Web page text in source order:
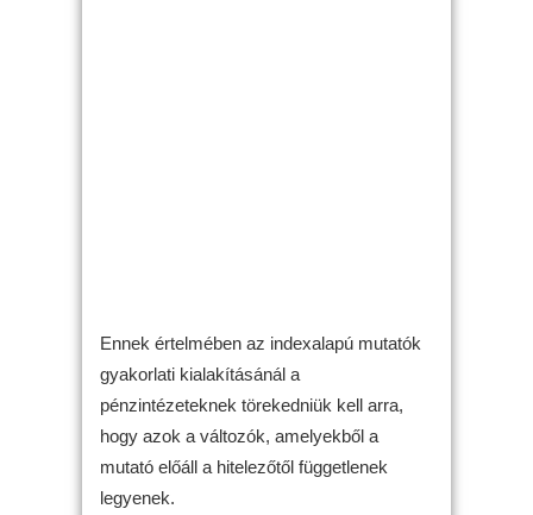
Ennek értelmében az indexalapú mutatók
gyakorlati kialakításánál a
pénzintézeteknek törekedniük kell arra,
hogy azok a változók, amelyekből a
mutató előáll a hitelezőtől függetlenek
legyenek.